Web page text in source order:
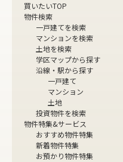
買いたいTOP
物件検索
一戸建てを検索
マンションを検索
土地を検索
学区マップから探す
沿線・駅から探す
一戸建て
マンション
土地
投資物件を検索
物件特集&サービス
おすすめ物件特集
新着物件特集
お預かり物件特集